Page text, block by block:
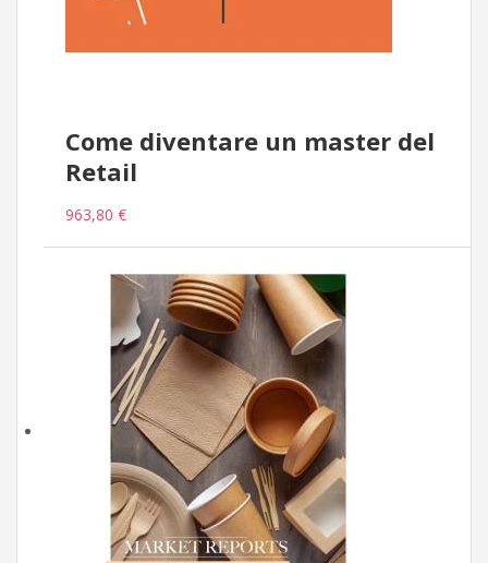
Come diventare un master del
Retail
963,80 €